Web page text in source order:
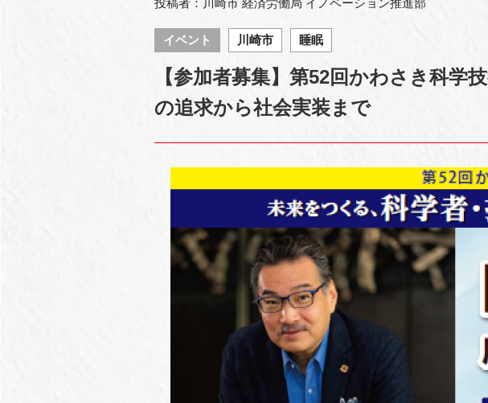
投稿者：川崎市 経済労働局 イノベーション推進部
イベント 川崎市 睡眠
【参加者募集】第52回かわさき科学
の追求から社会実装まで